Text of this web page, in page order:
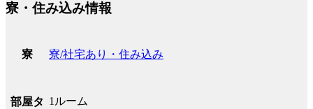
寮・住み込み情報
寮 寮/社宅あり・住み込み
部屋タ 1ルーム